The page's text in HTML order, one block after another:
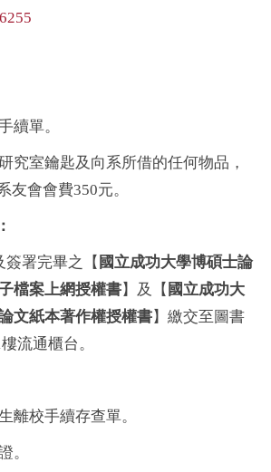
續單。
究室鑰匙及向系所借的任何物品，
友會會費350元。
簽署完畢之【 國立成功大學博碩士論
檔案上網授權書】及【 國立成功大
文紙本著作權授權書】繳交至圖書
流通櫃台。
離校手續存查單。
。